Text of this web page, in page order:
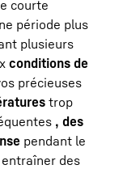
courte
période plus
plusieurs
conditions de
précieuses
trop
, des
pendant le
des